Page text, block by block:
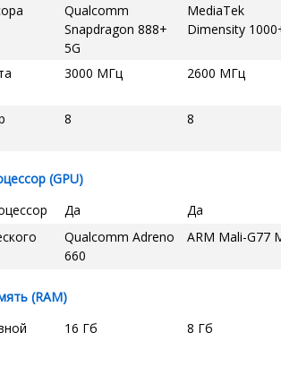
Qualcomm
Snapdragon 888+
5G
MediaTek
Dimensity
3000 МГц 2600 МГц
8 8
(GPU)
Да
Да
Qualcomm Adreno
660
ARM Mali-G77
(RAM)
16 Гб 8 Гб